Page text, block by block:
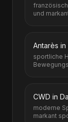
und
Antarès in
sportliche
CWD in
moderne
markant